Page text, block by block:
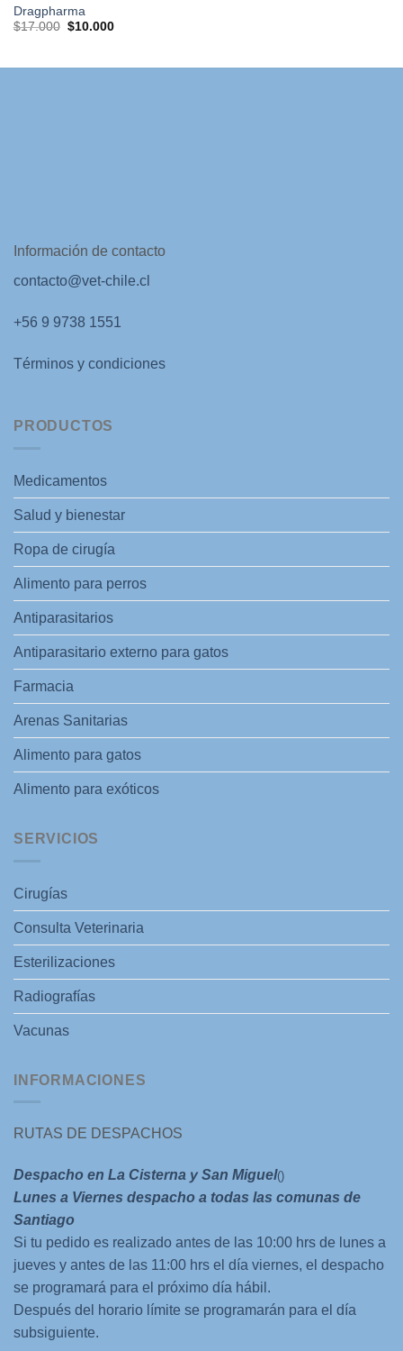
Dragpharma
$17.000 El
$10.000El
Información de contacto
contacto@vet-chile.cl
+56 9 9738 1551
Términos y condiciones
PRODUCTOS
Medicamentos
Salud y bienestar
Ropa de cirugía
Alimento para perros
Antiparasitarios
Antiparasitario externo para gatos
Farmacia
Arenas Sanitarias
Alimento para gatos
Alimento para exóticos
SERVICIOS
Cirugías
Consulta Veterinaria
Esterilizaciones
Radiografías
Vacunas
INFORMACIONES
RUTAS DE DESPACHOS
Despacho en La Cisterna y San Miguel()
Lunes a Viernes despacho a todas las comunas de
Santiago
Si tu pedido es realizado antes de las 10:00 hrs de lunes a
jueves y antes de las 11:00 hrs el día viernes, el despacho
se programará para el próximo día hábil.
Después del horario límite se programarán para el día
subsiguiente.